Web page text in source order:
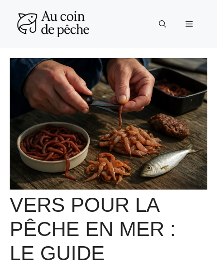
contenu
Menu
VERS POUR LA
PÊCHE EN MER :
LE GUIDE